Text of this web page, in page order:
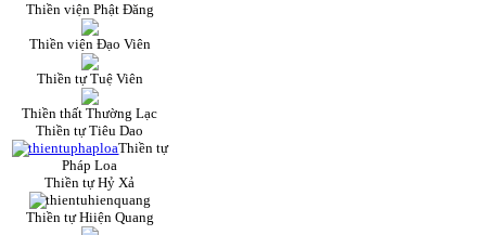
Thiền viện Phật Đăng
Thiền viện Đạo Viên
Thiền tự Tuệ Viên
Thiền thất Thường Lạc
Thiền tự Tiêu Dao
Thiền tự
Pháp Loa
Thiền tự Hỷ Xả
Thiền tự Hiiện Quang